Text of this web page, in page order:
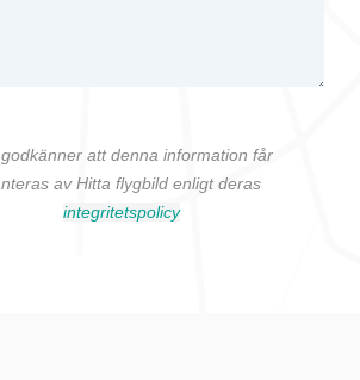
att denna information får
av Hitta flygbild enligt deras
integritetspolicy